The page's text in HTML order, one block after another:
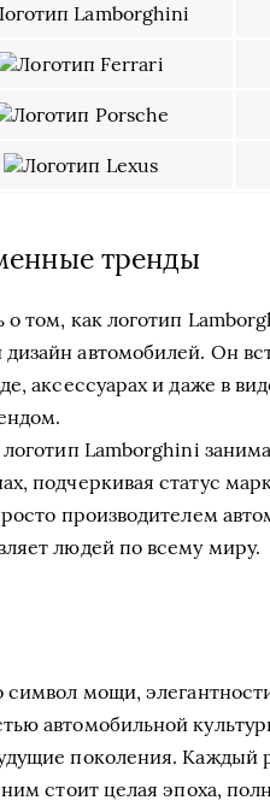
тренды
том, как логотип
автомобилей. Он
аксессуарах и даже в
Lamborghini
подчеркивая статус
производителем
людей по всему миру.
мощи,
автомобильной
поколения. Каждый
стоит целая эпоха,